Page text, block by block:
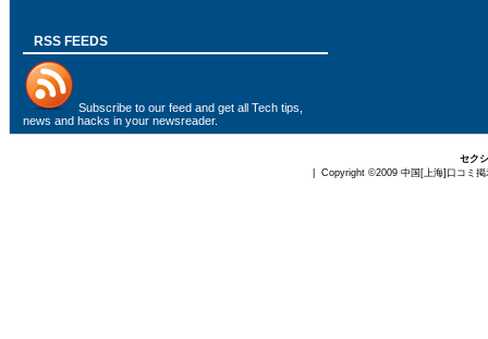
RSS FEEDS
Subscribe to our feed and get all Tech tips,
news and hacks in your newsreader.
セク
| Copyright ©2009 中国[上海]口コミ掲